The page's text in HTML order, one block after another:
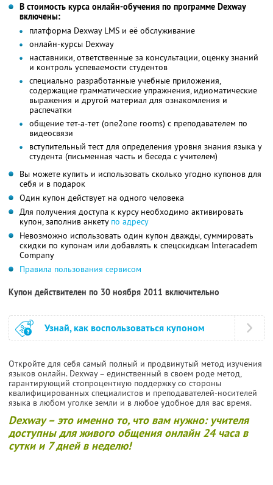
В стоимость курса онлайн-обучения по программе Dexway
включены:
платформа Dexway LMS и её обслуживание
онлайн-курсы Dexway
наставники, ответственные за консультации, оценку знаний
и контроль успеваемости студентов
специально разработанные учебные приложения,
содержащие грамматические упражнения, идиоматические
выражения и другой материал для ознакомления и
распечатки
общение тет-а-тет (one2one rooms) с преподавателем по
видеосвязи
вступительный тест для определения уровня знания языка у
студента (письменная часть и беседа с учителем)
Вы можете купить и использовать сколько угодно купонов для
себя и в подарок
Один купон действует на одного человека
Для получения доступа к курсу необходимо активировать
купон, заполнив анкету по адресу
Невозможно использовать один купон дважды, суммировать
скидки по купонам или добавлять к спецскидкам Interacadem
Company
Правила пользования сервисом
Купон действителен по 30 ноября 2011 включительно
Узнай, как воспользоваться купоном
Откройте для себя самый полный и продвинутый метод изучения
языков онлайн. Dexway – единственный в своем роде метод,
гарантирующий стопроцентную поддержку со стороны
квалифицированных специалистов и преподавателей-носителей
языка в любом уголке земли и в любое удобное для вас время.
Dexway – это именно то, что вам нужно: учителя
доступны для живого общения онлайн 24 часа в
сутки и 7 дней в неделю!